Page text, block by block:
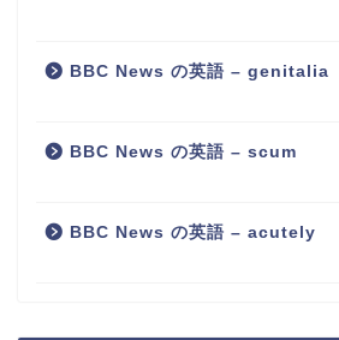
BBC News の英語 – genitalia
BBC News の英語 – scum
BBC News の英語 – acutely